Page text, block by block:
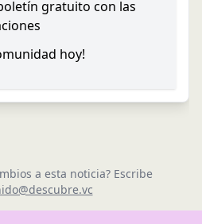
gratuito con las
hoy!
a esta noticia? Escribe